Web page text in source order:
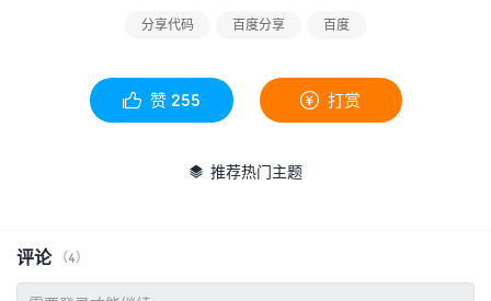
分享代码 百度分享 百度
 赞 255  打赏
 推荐热门主题
评论（4）